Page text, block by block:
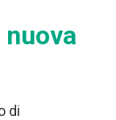
di